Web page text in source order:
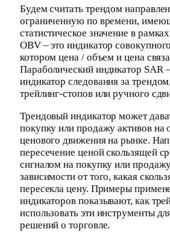
Будем считать трендом
ограниченную по времени,
статистическое значение в
OBV – это индикатор
котором цена / объем и цена
Параболический индикатор SAR
индикатор следования за
трейлинг-стопов или ручного
Трендовый индикатор может
покупку или продажу активов на
ценового движения на рынке.
пересечение ценой скользящей
сигналом на покупку или
зависимости от того, какая
пересекла цену. Примеры
индикаторов показывают, как
использовать эти инструменты
решений о торговле.